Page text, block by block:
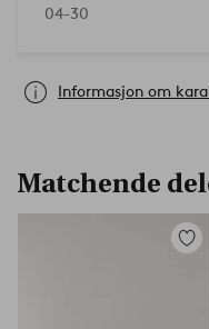
04-30
Informasjon om
Matchende
Legg